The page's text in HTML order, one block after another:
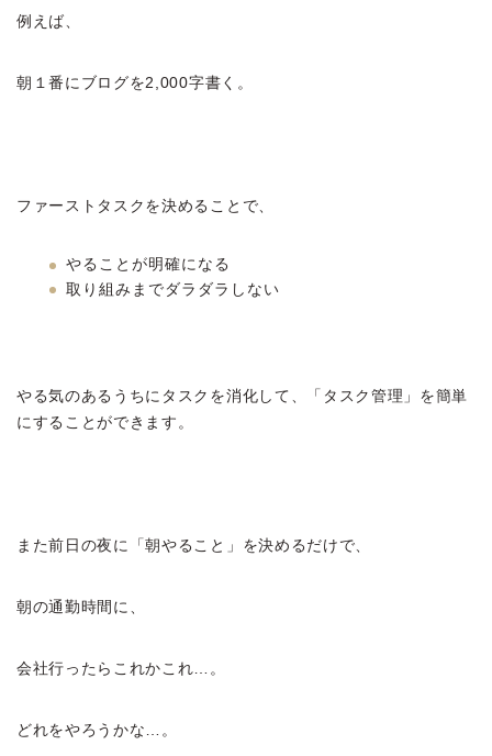
例えば、
朝１番にブログを2,000字書く。
ファーストタスクを決めることで、
やることが明確になる
取り組みまでダラダラしない
やる気のあるうちにタスクを消化して、「タスク管理」を簡単
にすることができます。
また前日の夜に「朝やること」を決めるだけで、
朝の通勤時間に、
会社行ったらこれかこれ…。
どれをやろうかな…。